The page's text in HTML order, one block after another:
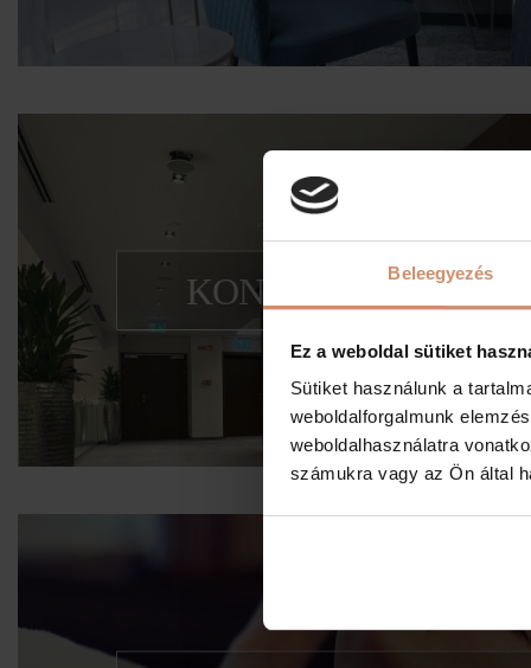
Beleegyezés
Ez a weboldal sütiket
Sütiket használunk a
weboldalforgalmunk
weboldalhasználatra
számukra vagy az Ön által
Családi, céges események